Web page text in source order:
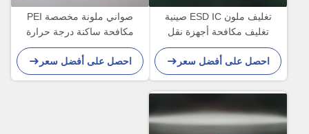
تغليف ملون ESD IC صينية
تغليف مكافحة أجهزة نقل
البلاستيك الثابتة
احصل على أفضل سعر
صواني ملونة مخصصة PEI
مكافحة ساكنة درجة حرارة
عالية 180 درجة
احصل على أفضل سعر